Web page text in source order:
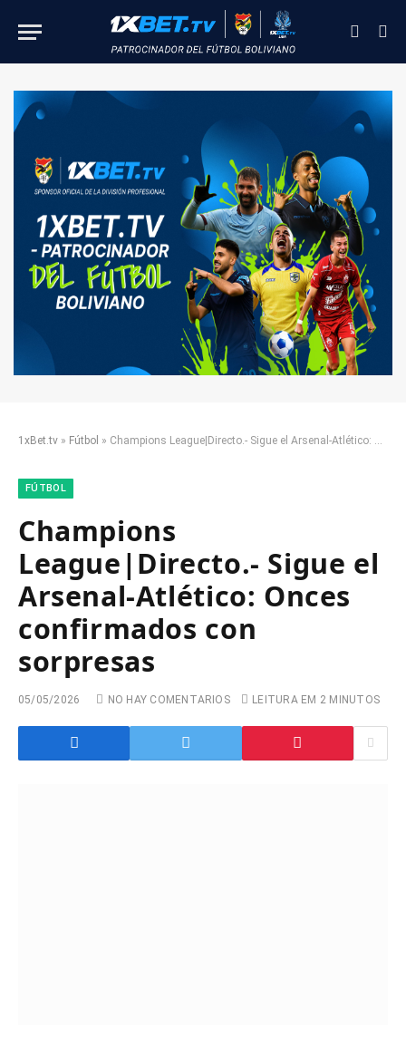
1xBet.tv » Fútbol » Champions League|Directo.- Sigue el Arsenal-Atlético: Onces confirmados con sorpresas
FÚTBOL
Champions
League|Directo.- Sigue el
Arsenal-Atlético: Onces
confirmados con
sorpresas
05/05/2026 NO HAY COMENTARIOS LEITURA EM 2 MINUTOS